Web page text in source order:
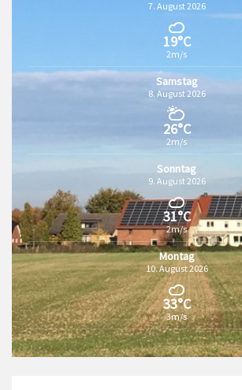
7. August 2026
19°C
2m/s
Samstag
8. August 2026
26°C
2m/s
Sonntag
9. August 2026
31°C
2m/s
Montag
10. August 2026
33°C
3m/s